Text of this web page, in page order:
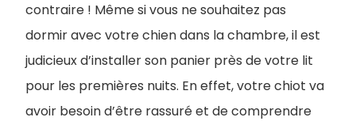
contraire ! Même si vous ne souhaitez pas
dormir avec votre chien dans la chambre, il est
judicieux d’installer son panier près de votre lit
pour les premières nuits. En effet, votre chiot va
avoir besoin d’être rassuré et de comprendre